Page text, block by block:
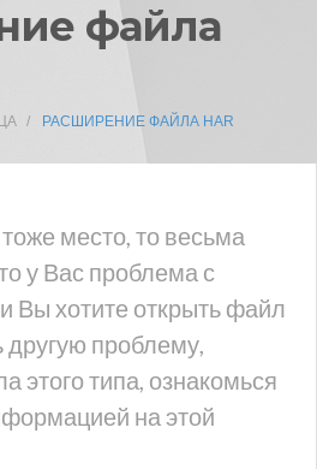
файла
РАСШИРЕНИЕ ФАЙЛА HAR
место, то весьма
у Вас проблема с
Вы хотите открыть файл
проблему,
этого типа, ознакомься
на этой